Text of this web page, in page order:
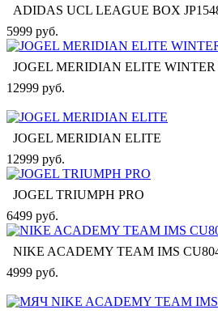
ADIDAS UCL LEAGUE BOX
5999 руб.
JOGEL MERIDIAN ELITE
12999 руб.
JOGEL MERIDIAN ELITE
12999 руб.
JOGEL TRIUMPH PRO
6499 руб.
NIKE ACADEMY TEAM IMS
4999 руб.